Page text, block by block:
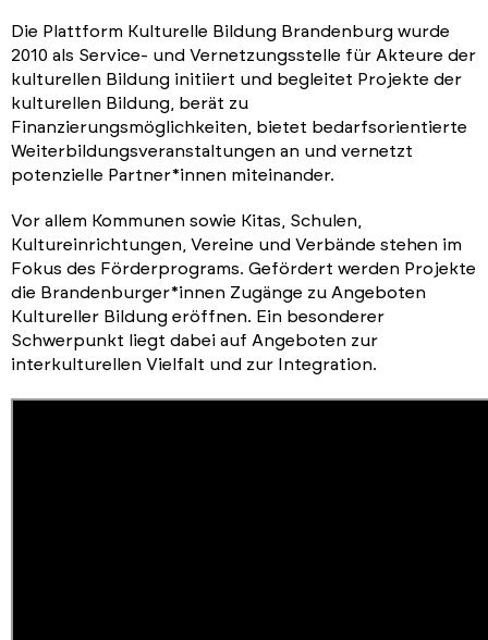
Die Plattform Kulturelle Bildung Brandenburg wurde
2010 als Service- und Vernetzungsstelle für Akteure der
kulturellen Bildung initiiert und begleitet Projekte der
kulturellen Bildung, berät zu
Finanzierungsmöglichkeiten, bietet bedarfsorientierte
Weiterbildungsveranstaltungen an und vernetzt
potenzielle Partner*innen miteinander.
Vor allem Kommunen sowie Kitas, Schulen,
Kultureinrichtungen, Vereine und Verbände stehen im
Fokus des Förderprograms. Gefördert werden Projekte
die Brandenburger*innen Zugänge zu Angeboten
Kultureller Bildung eröffnen. Ein besonderer
Schwerpunkt liegt dabei auf Angeboten zur
interkulturellen Vielfalt und zur Integration.